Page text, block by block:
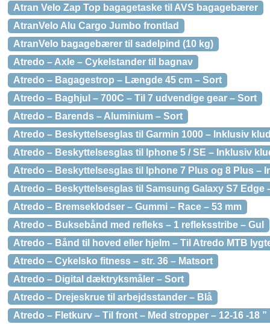
Atran Velo Zap Top bagagetaske til AVS bagagebærer
AtranVelo Alu Cargo Jumbo frontlad
AtranVelo bagagebærer til sadelpind (10 kg)
Atredo – Axle – Cykelstander til bagnav
Atredo – Bagagestrop – Længde 45 cm – Sort
Atredo – Baghjul – 700C – Til 7 udvendige gear – Sort
Atredo – Barends – Aluminium – Sort
Atredo – Beskyttelsesglas til Garmin 1000 – Inklusiv
Atredo – Beskyttelsesglas til Iphone 5 / SE – Inklusiv
Atredo – Beskyttelsesglas til Iphone 7 Plus og 8 Plus –
Atredo – Beskyttelsesglas til Samsung Galaxy S7
Atredo – Bremseklodser – Gummi – Race – 53 mm
Atredo – Buksebånd med refleks – 1 refleksstribe – Gul
Atredo – Bånd til hoved eller hjelm – Til Atredo MTB
Atredo – Cykelsko fitness – str. 36 – Matsort
Atredo – Digital dæktryksmåler – Sort
Atredo – Drejeskrue til arbejdsstander – Blå
Atredo – Fletkurv – Til front – Med stropper – 12-16 -18